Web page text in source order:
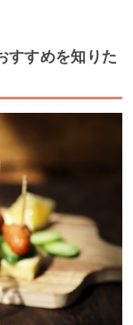
すすめを知りた